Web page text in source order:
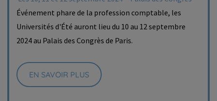
Événement phare de la profession comptable, les
Universités d'Été auront lieu du 10 au 12 septembre
2024 au Palais des Congrès de Paris.
EN SAVOIR PLUS